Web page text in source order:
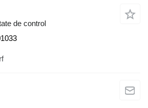
de control